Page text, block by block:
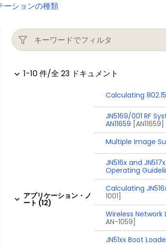
ーションの種類
1-10件/全 23 ドキュメント
アプリケーション・ノ
ート (12)
Calculating
JN5169/001 RF
AN11659 [AN11659]
Multiple Image
JN516x and
Operating
Calculating
1001]
Wireless
AN-1059]
JN51xx Boot